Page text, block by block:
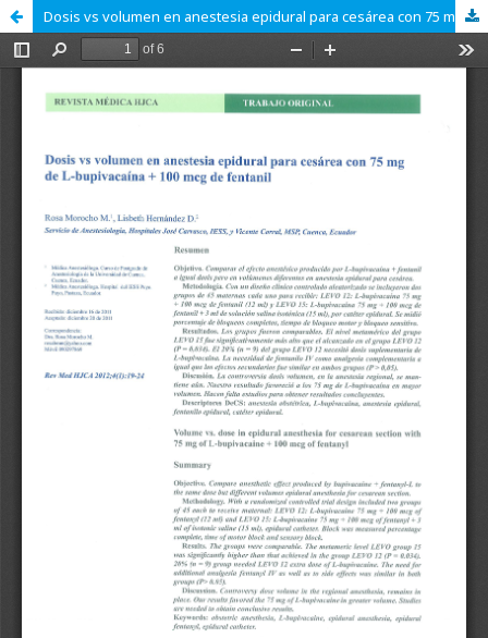
Dosis vs volumen en anestesia epidural para cesárea con 75 mg de L-bupivacaína + 100 mcg de fentanil